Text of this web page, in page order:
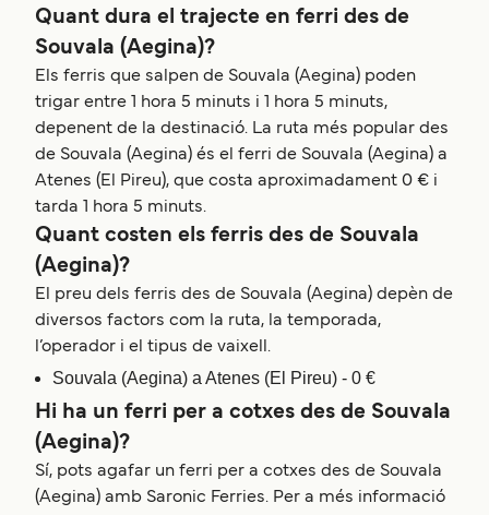
Quant dura el trajecte en ferri des de
Souvala (Aegina)?
Els ferris que salpen de Souvala (Aegina) poden
trigar entre 1 hora 5 minuts i 1 hora 5 minuts,
depenent de la destinació. La ruta més popular des
de Souvala (Aegina) és el ferri de Souvala (Aegina) a
Atenes (El Pireu), que costa aproximadament 0 € i
tarda 1 hora 5 minuts.
Quant costen els ferris des de Souvala
(Aegina)?
El preu dels ferris des de Souvala (Aegina) depèn de
diversos factors com la ruta, la temporada,
l’operador i el tipus de vaixell.
Souvala (Aegina) a Atenes (El Pireu) - 0 €
Hi ha un ferri per a cotxes des de Souvala
(Aegina)?
Sí, pots agafar un ferri per a cotxes des de Souvala
(Aegina) amb Saronic Ferries. Per a més informació